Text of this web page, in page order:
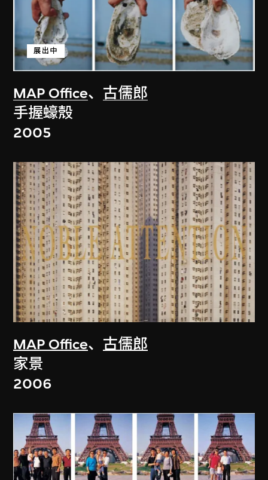
MAP Office、 古儒郎
展出中
手握蠔殼
2005
MAP Office、 古儒郎
家景
2006